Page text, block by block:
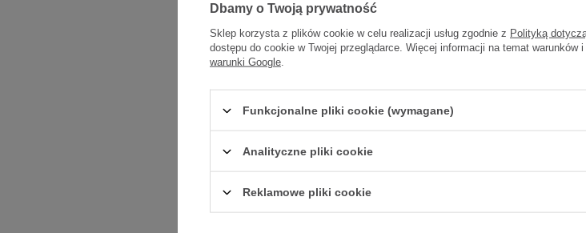
1,83 zł / szt. 1,55 zł /
Dbamy o Twoją prywatność
Sklep korzysta z plików cookie w celu realizacji usług zgodnie z Polityką
dostępu do cookie w Twojej przeglądarce. Więcej informacji na temat
warunki Google
Funkcjonalne pliki cookie (wymagane)
Analityczne pliki cookie
Reklamowe pliki cookie